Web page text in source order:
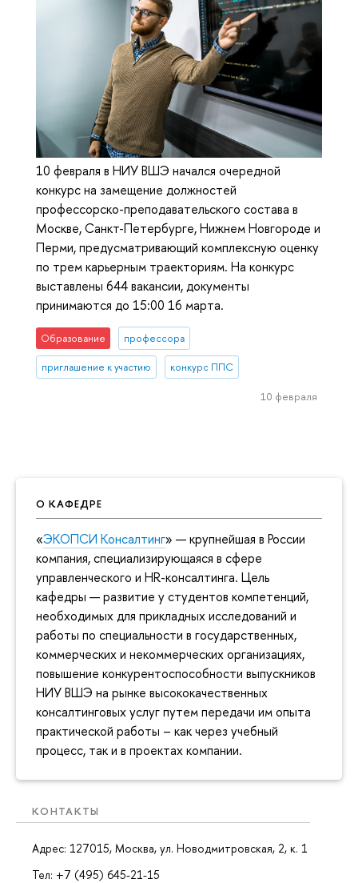
О КАФЕДРЕ
«ЭКОПСИ Консалтинг» — крупнейшая в России
компания, специализирующаяся в сфере
управленческого и HR-консалтинга. Цель
кафедры — развитие у студентов компетенций,
необходимых для прикладных исследований и
работы по специальности в государственных,
коммерческих и некоммерческих организациях,
повышение конкурентоспособности выпускников
НИУ ВШЭ на рынке высококачественных
консалтинговых услуг путем передачи им опыта
практической работы – как через учебный
процесс, так и в проектах компании.
КОНТАКТЫ
Адрес: 127015, Москва, ул. Новодмитровская, 2, к. 1
Тел: +7 (495) 645-21-15
10 февраля в НИУ ВШЭ начался очередной
конкурс на замещение должностей
профессорско-преподавательского состава в
Москве, Санкт-Петербурге, Нижнем Новгороде и
Перми, предусматривающий комплексную оценку
по трем карьерным траекториям. На конкурс
выставлены 644 вакансии, документы
принимаются до 15:00 16 марта.
Образование профессора
приглашение к участию конкурс ППС
10 февраля